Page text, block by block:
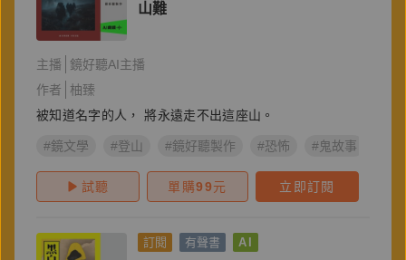
山難
主播
鏡好聽AI主播
作者
柚臻
被知道名字的人， 將永遠走不出這座山。
#鏡文學 #登山 #鏡好聽製作 #恐怖 #鬼故事
試聽 單購99元 立即訂閱
訂閱 有聲書 AI